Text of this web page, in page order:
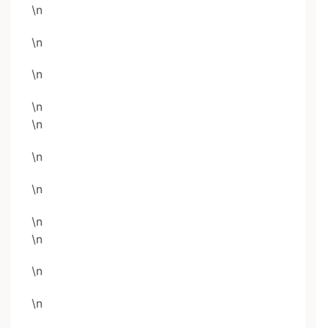
\n
\n
\n
\n
\n
\n
\n
\n
\n
\n
\n